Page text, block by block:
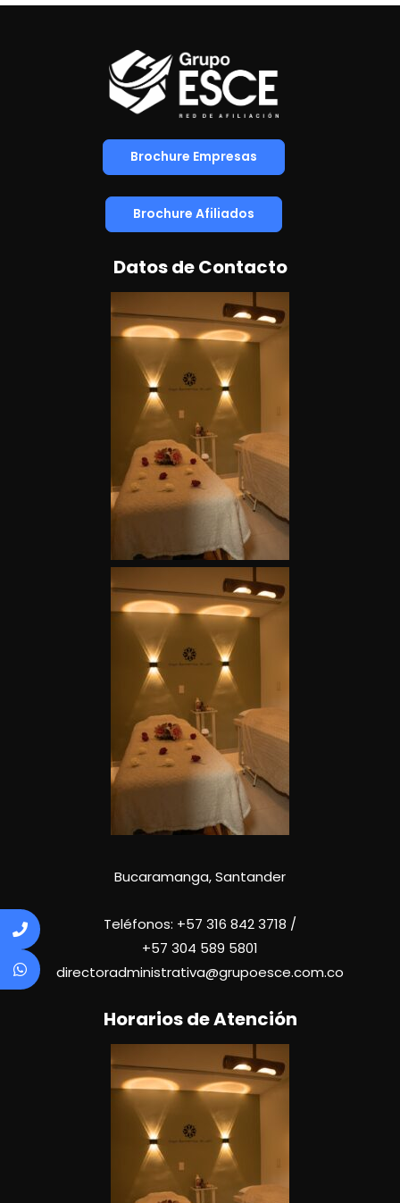
Brochure Empresas
Brochure Afiliados
Datos de Contacto
Bucaramanga, Santander
Teléfonos: +57 316 842 3718 /
+57 304 589 5801
directoradministrativa@grupoesce.com.co
Horarios de Atención